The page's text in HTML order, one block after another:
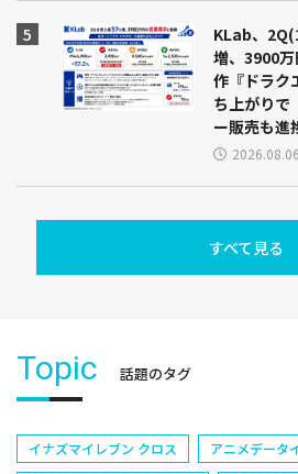
KLab、
増、3900
作『ドラク
ち上がり
ー販売も進
すべて見る
Topic 話題のタグ
イナズマイレブン クロス
アニメデータ